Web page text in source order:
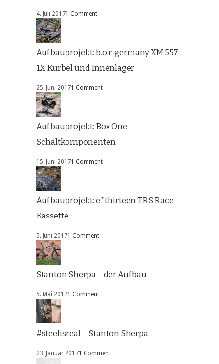
4. Juli 20171 Comment
Aufbauprojekt: b.o.r. germany XM 557
1X Kurbel und Innenlager
25. Juni 20171 Comment
Aufbauprojekt: Box One
Schaltkomponenten
15. Juni 20171 Comment
Aufbauprojekt: e*thirteen TRS Race
Kassette
5. Juni 20171 Comment
Stanton Sherpa – der Aufbau
5. Mai 20171 Comment
#steelisreal – Stanton Sherpa
23. Januar 20171 Comment